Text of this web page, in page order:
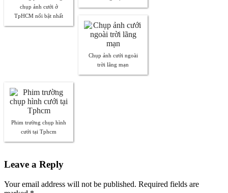
chụp ảnh cưới ở
TpHCM nổi bật nhất
Chụp ảnh cưới ngoài
trời lãng mạn
Phim trường chụp hình
cưới tại Tphcm
Leave a Reply
Your email address will not be published. Required fields are